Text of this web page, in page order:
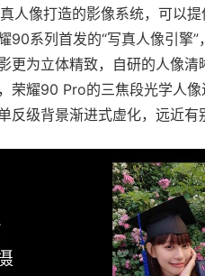
人像打造的影像系统，可以
90系列首发的“写真人像引擎
更为立体精致，自研的人像
荣耀90 Pro的三焦段光学人
反级背景渐进式虚化，远近有